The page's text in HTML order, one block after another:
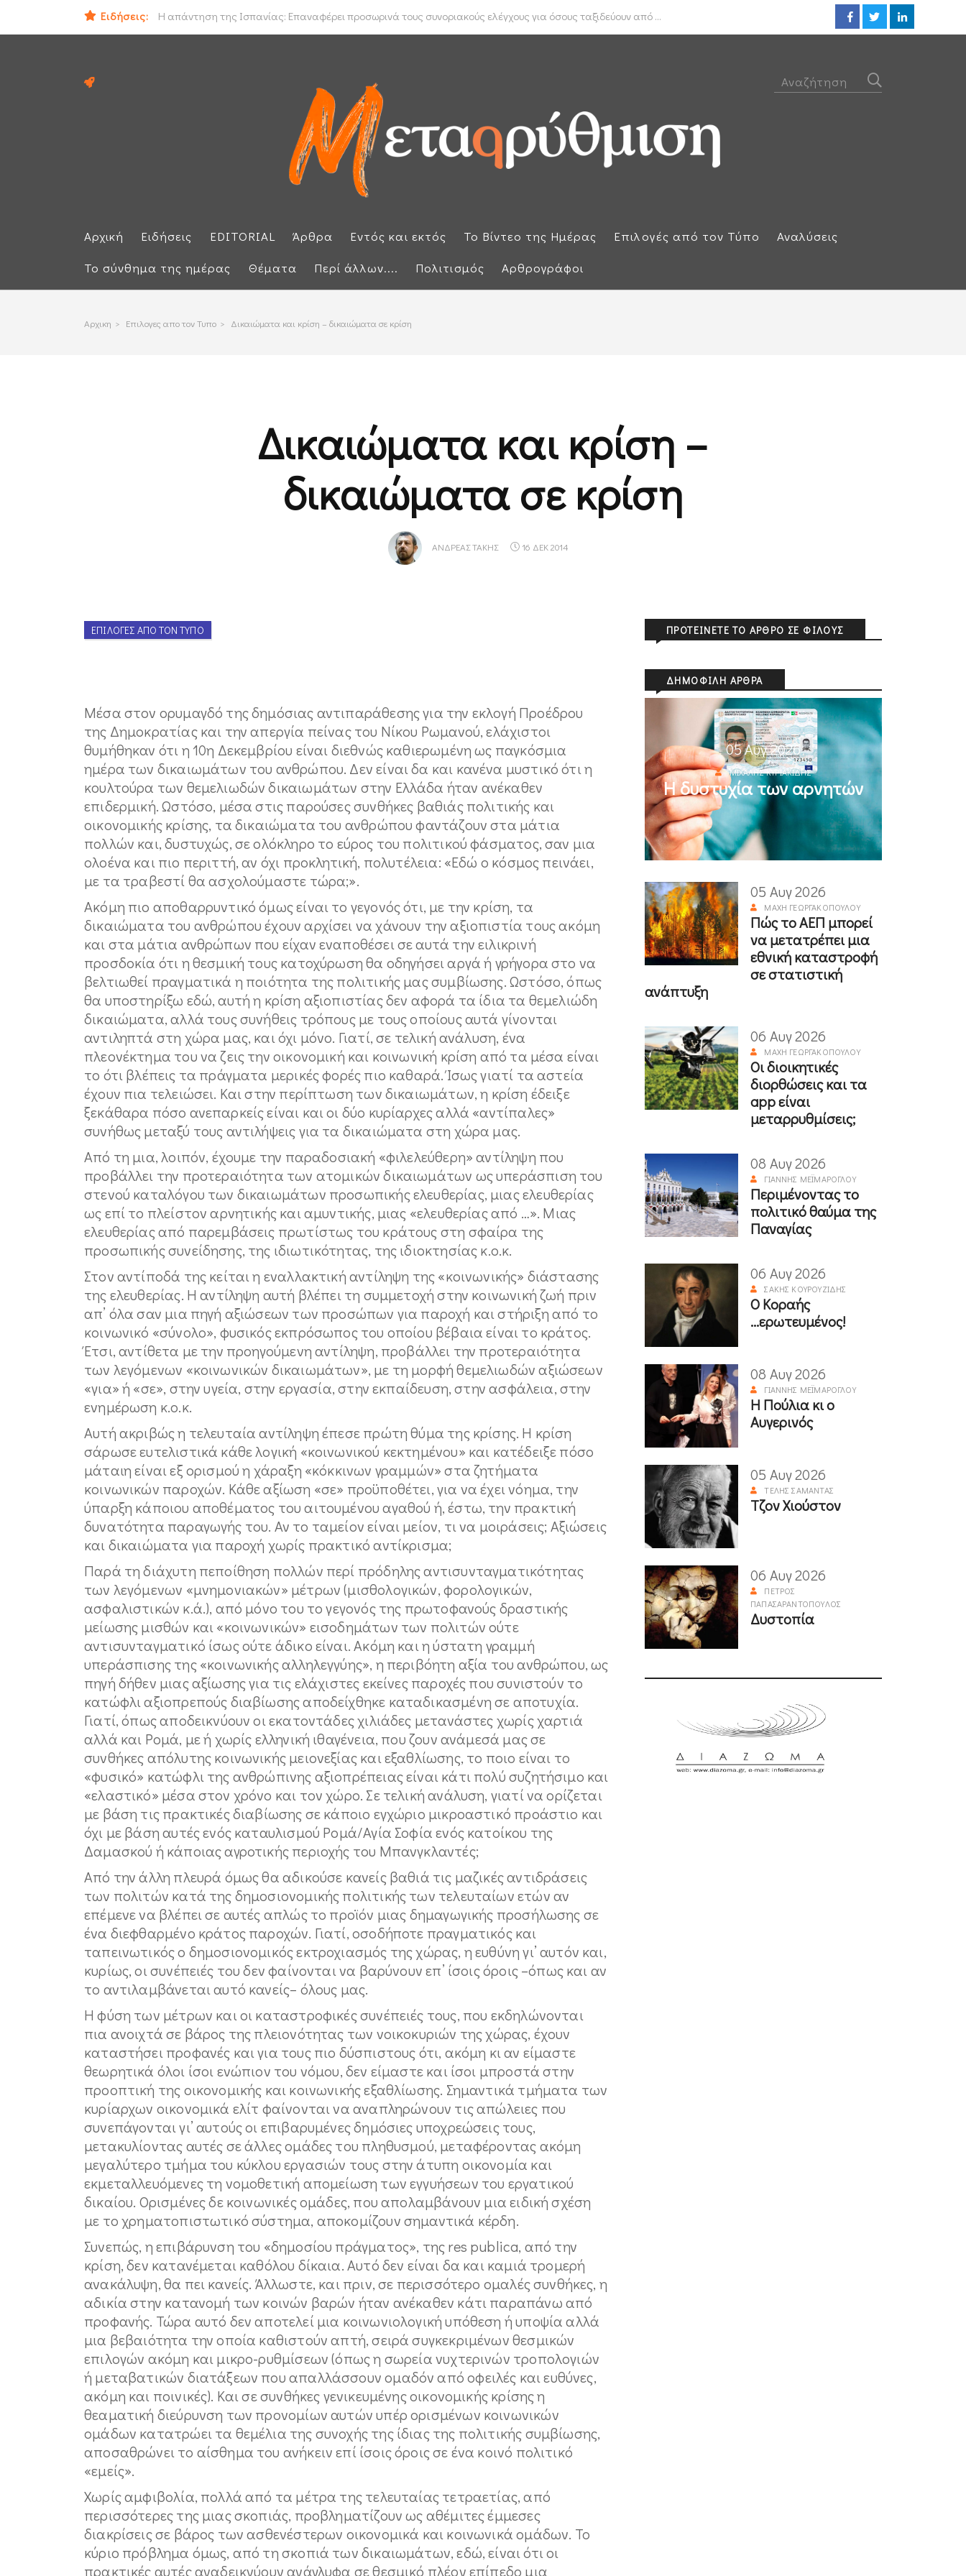
Ειδήσεις:
Η απάντηση της Ισπανίας: Επαναφέρει προσωρινά τους συνοριακούς ελέγχους για όσους ταξιδεύουν από ...
Ο εισαγγελέας του Αρείου Πάγου Ε. Μπακέλας απέρριψε αιτήσεις για να ανασυρθεί από το αρχείο η ... ΟΟΣΑ: Στην τελευταία θέση η
Αρχική Ειδήσεις EDITORIAL Άρθρα Εντός και εκτός Το Βίντεο της Ημέρας Επιλογές από τον Τύπο
Αναλύσεις
Το σύνθημα της ημέρας
Θέματα Περί άλλων.... Πολιτισμός Αρθρογράφοι
Αρχικη > Επιλογες απο τον Τυπο > Δικαιώματα και κρίση – δικαιώματα σε κρίση
Δικαιώματα και κρίση –
δικαιώματα σε κρίση
ΑΝΔΡΈΑΣ ΤΆΚΗΣ 16 ΔΕΚ 2014
ΕΠΙΛΟΓΈΣ ΑΠΌ ΤΟΝ ΤΎΠΟ
Μέσα στον ορυμαγδό της δημόσιας αντιπαράθεσης για την εκλογή Προέδρου
της Δημοκρατίας και την απεργία πείνας του Νίκου Ρωμανού, ελάχιστοι
θυμήθηκαν ότι η 10η Δεκεμβρίου είναι διεθνώς καθιερωμένη ως παγκόσμια
ημέρα των δικαιωμάτων του ανθρώπου. Δεν είναι δα και κανένα μυστικό ότι η
κουλτούρα των θεμελιωδών δικαιωμάτων στην Ελλάδα ήταν ανέκαθεν
επιδερμική. Ωστόσο, μέσα στις παρούσες συνθήκες βαθιάς πολιτικής και
οικονομικής κρίσης, τα δικαιώματα του ανθρώπου φαντάζουν στα μάτια
πολλών και, δυστυχώς, σε ολόκληρο το εύρος του πολιτικού φάσματος, σαν μια
ολοένα και πιο περιττή, αν όχι προκλητική, πολυτέλεια: «Εδώ ο κόσμος πεινάει,
με τα τραβεστί θα ασχολούμαστε τώρα;».
Ακόμη πιο αποθαρρυντικό όμως είναι το γεγονός ότι, με την κρίση, τα
δικαιώματα του ανθρώπου έχουν αρχίσει να χάνουν την αξιοπιστία τους ακόμη
και στα μάτια ανθρώπων που είχαν εναποθέσει σε αυτά την ειλικρινή
προσδοκία ότι η θεσμική τους κατοχύρωση θα οδηγήσει αργά ή γρήγορα στο να
βελτιωθεί πραγματικά η ποιότητα της πολιτικής μας συμβίωσης. Ωστόσο, όπως
θα υποστηρίξω εδώ, αυτή η κρίση αξιοπιστίας δεν αφορά τα ίδια τα θεμελιώδη
δικαιώματα, αλλά τους συνήθεις τρόπους με τους οποίους αυτά γίνονται
αντιληπτά στη χώρα μας, και όχι μόνο. Γιατί, σε τελική ανάλυση, ένα
πλεονέκτημα του να ζεις την οικονομική και κοινωνική κρίση από τα μέσα είναι
το ότι βλέπεις τα πράγματα μερικές φορές πιο καθαρά. Ίσως γιατί τα αστεία
έχουν πια τελειώσει. Και στην περίπτωση των δικαιωμάτων, η κρίση έδειξε
ξεκάθαρα πόσο ανεπαρκείς είναι και οι δύο κυρίαρχες αλλά «αντίπαλες»
συνήθως μεταξύ τους αντιλήψεις για τα δικαιώματα στη χώρα μας.
Από τη μια, λοιπόν, έχουμε την παραδοσιακή «φιλελεύθερη» αντίληψη που
προβάλλει την προτεραιότητα των ατομικών δικαιωμάτων ως υπεράσπιση του
στενού καταλόγου των δικαιωμάτων προσωπικής ελευθερίας, μιας ελευθερίας
ως επί το πλείστον αρνητικής και αμυντικής, μιας «ελευθερίας από …». Μιας
ελευθερίας από παρεμβάσεις πρωτίστως του κράτους στη σφαίρα της
προσωπικής συνείδησης, της ιδιωτικότητας, της ιδιοκτησίας κ.ο.κ.
Στον αντίποδά της κείται η εναλλακτική αντίληψη της «κοινωνικής» διάστασης
της ελευθερίας. Η αντίληψη αυτή βλέπει τη συμμετοχή στην κοινωνική ζωή πριν
απ’ όλα σαν μια πηγή αξιώσεων των προσώπων για παροχή και στήριξη από το
κοινωνικό «σύνολο», φυσικός εκπρόσωπος του οποίου βέβαια είναι το κράτος.
Έτσι, αντίθετα με την προηγούμενη αντίληψη, προβάλλει την προτεραιότητα
των λεγόμενων «κοινωνικών δικαιωμάτων», με τη μορφή θεμελιωδών αξιώσεων
«για» ή «σε», στην υγεία, στην εργασία, στην εκπαίδευση, στην ασφάλεια, στην
ενημέρωση κ.ο.κ.
Αυτή ακριβώς η τελευταία αντίληψη έπεσε πρώτη θύμα της κρίσης. Η κρίση
σάρωσε ευτελιστικά κάθε λογική «κοινωνικού κεκτημένου» και κατέδειξε πόσο
μάταιη είναι εξ ορισμού η χάραξη «κόκκινων γραμμών» στα ζητήματα
κοινωνικών παροχών. Κάθε αξίωση «σε» προϋποθέτει, για να έχει νόημα, την
ύπαρξη κάποιου αποθέματος του αιτουμένου αγαθού ή, έστω, την πρακτική
δυνατότητα παραγωγής του. Αν το ταμείον είναι μείον, τι να μοιράσεις; Αξιώσεις
και δικαιώματα για παροχή χωρίς πρακτικό αντίκρισμα;
Παρά τη διάχυτη πεποίθηση πολλών περί πρόδηλης αντισυνταγματικότητας
των λεγόμενων «μνημονιακών» μέτρων (μισθολογικών, φορολογικών,
ασφαλιστικών κ.ά.), από μόνο του το γεγονός της πρωτοφανούς δραστικής
μείωσης μισθών και «κοινωνικών» εισοδημάτων των πολιτών ούτε
αντισυνταγματικό ίσως ούτε άδικο είναι. Ακόμη και η ύστατη γραμμή
υπεράσπισης της «κοινωνικής αλληλεγγύης», η περιβόητη αξία του ανθρώπου, ως
πηγή δήθεν μιας αξίωσης για τις ελάχιστες εκείνες παροχές που συνιστούν το
κατώφλι αξιοπρεπούς διαβίωσης αποδείχθηκε καταδικασμένη σε αποτυχία.
Γιατί, όπως αποδεικνύουν οι εκατοντάδες χιλιάδες μετανάστες χωρίς χαρτιά
αλλά και Ρομά, με ή χωρίς ελληνική ιθαγένεια, που ζουν ανάμεσά μας σε
συνθήκες απόλυτης κοινωνικής μειονεξίας και εξαθλίωσης, το ποιο είναι το
«φυσικό» κατώφλι της ανθρώπινης αξιοπρέπειας είναι κάτι πολύ συζητήσιμο και
«ελαστικό» μέσα στον χρόνο και τον χώρο. Σε τελική ανάλυση, γιατί να ορίζεται
με βάση τις πρακτικές διαβίωσης σε κάποιο εγχώριο μικροαστικό προάστιο και
όχι με βάση αυτές ενός καταυλισμού Ρομά/Αγία Σοφία ενός κατοίκου της
Δαμασκού ή κάποιας αγροτικής περιοχής του Μπανγκλαντές;
Από την άλλη πλευρά όμως θα αδικούσε κανείς βαθιά τις μαζικές αντιδράσεις
των πολιτών κατά της δημοσιονομικής πολιτικής των τελευταίων ετών αν
επέμενε να βλέπει σε αυτές απλώς το προϊόν μιας δημαγωγικής προσήλωσης σε
ένα διεφθαρμένο κράτος παροχών. Γιατί, οσοδήποτε πραγματικός και
ταπεινωτικός ο δημοσιονομικός εκτροχιασμός της χώρας, η ευθύνη γι’ αυτόν και,
κυρίως, οι συνέπειές του δεν φαίνονται να βαρύνουν επ’ ίσοις όροις –όπως και αν
το αντιλαμβάνεται αυτό κανείς– όλους μας.
Η φύση των μέτρων και οι καταστροφικές συνέπειές τους, που εκδηλώνονται
πια ανοιχτά σε βάρος της πλειονότητας των νοικοκυριών της χώρας, έχουν
καταστήσει προφανές και για τους πιο δύσπιστους ότι, ακόμη κι αν είμαστε
θεωρητικά όλοι ίσοι ενώπιον του νόμου, δεν είμαστε και ίσοι μπροστά στην
προοπτική της οικονομικής και κοινωνικής εξαθλίωσης. Σημαντικά τμήματα των
κυρίαρχων οικονομικά ελίτ φαίνονται να αναπληρώνουν τις απώλειες που
συνεπάγονται γι’ αυτούς οι επιβαρυμένες δημόσιες υποχρεώσεις τους,
μετακυλίοντας αυτές σε άλλες ομάδες του πληθυσμού, μεταφέροντας ακόμη
μεγαλύτερο τμήμα του κύκλου εργασιών τους στην άτυπη οικονομία και
εκμεταλλευόμενες τη νομοθετική απομείωση των εγγυήσεων του εργατικού
δικαίου. Ορισμένες δε κοινωνικές ομάδες, που απολαμβάνουν μια ειδική σχέση
με το χρηματοπιστωτικό σύστημα, αποκομίζουν σημαντικά κέρδη.
Συνεπώς, η επιβάρυνση του «δημοσίου πράγματος», της res publica, από την
κρίση, δεν κατανέμεται καθόλου δίκαια. Αυτό δεν είναι δα και καμιά τρομερή
ανακάλυψη, θα πει κανείς. Άλλωστε, και πριν, σε περισσότερο ομαλές συνθήκες, η
αδικία στην κατανομή των κοινών βαρών ήταν ανέκαθεν κάτι παραπάνω από
προφανής. Τώρα αυτό δεν αποτελεί μια κοινωνιολογική υπόθεση ή υποψία αλλά
μια βεβαιότητα την οποία καθιστούν απτή, σειρά συγκεκριμένων θεσμικών
επιλογών ακόμη και μικρο-ρυθμίσεων (όπως η σωρεία νυχτερινών τροπολογιών
ή μεταβατικών διατάξεων που απαλλάσσουν ομαδόν από οφειλές και ευθύνες,
ακόμη και ποινικές). Και σε συνθήκες γενικευμένης οικονομικής κρίσης η
θεαματική διεύρυνση των προνομίων αυτών υπέρ ορισμένων κοινωνικών
ομάδων κατατρώει τα θεμέλια της συνοχής της ίδιας της πολιτικής συμβίωσης,
αποσαθρώνει το αίσθημα του ανήκειν επί ίσοις όροις σε ένα κοινό πολιτικό
«εμείς».
Χωρίς αμφιβολία, πολλά από τα μέτρα της τελευταίας τετραετίας, από
περισσότερες της μιας σκοπιάς, προβληματίζουν ως αθέμιτες έμμεσες
διακρίσεις σε βάρος των ασθενέστερων οικονομικά και κοινωνικά ομάδων. Το
κύριο πρόβλημα όμως, από τη σκοπιά των δικαιωμάτων, εδώ, είναι ότι οι
πρακτικές αυτές αναδεικνύουν ανάγλυφα σε θεσμικό πλέον επίπεδο μια
ΠΡΟΤΕΊΝΕΤΕ ΤΟ ΆΡΘΡΟ ΣΕ ΦΊΛΟΥΣ
ΔΗΜΟΦΙΛΉ ΆΡΘΡΑ
05 Αυγ 2026
ΜΙΧΆΛΗΣ ΚΥΡΙΑΚΊΔΗΣ
Η δυστυχία των αρνητών
05 Αυγ 2026
ΜΆΧΗ ΓΕΩΡΓΑΚΟΠΟΎΛΟΥ
Πώς το ΑΕΠ μπορεί
να μετατρέπει μια
εθνική καταστροφή
σε στατιστική
ανάπτυξη
06 Αυγ 2026
ΜΆΧΗ ΓΕΩΡΓΑΚΟΠΟΎΛΟΥ
Οι διοικητικές
διορθώσεις και τα
app είναι
μεταρρυθμίσεις;
08 Αυγ 2026
ΓΙΆΝΝΗΣ ΜΕΪΜΆΡΟΓΛΟΥ
Περιμένοντας το
πολιτικό θαύμα της
Παναγίας
06 Αυγ 2026
ΣΆΚΗΣ ΚΟΥΡΟΥΖΊΔΗΣ
Ο Κοραής
...ερωτευμένος!
08 Αυγ 2026
ΓΙΆΝΝΗΣ ΜΕΪΜΆΡΟΓΛΟΥ
Η Πούλια κι ο
Αυγερινός
05 Αυγ 2026
ΤΈΛΗΣ ΣΑΜΑΝΤΆΣ
Τζον Χιούστον
06 Αυγ 2026
ΠΈΤΡΟΣ
ΠΑΠΑΣΑΡΑΝΤΌΠΟΥΛΟΣ
Δυστοπία